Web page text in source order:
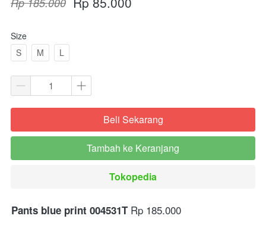
Size
S
M L
`Beli Sekarang
`
Tambah ke Keranjang
`
Tokopedia
Pants blue print 004531T Rp 185.000